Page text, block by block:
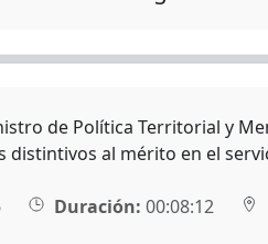
de Política Territorial y
distintivos al mérito en el
Duración: 00:08:12